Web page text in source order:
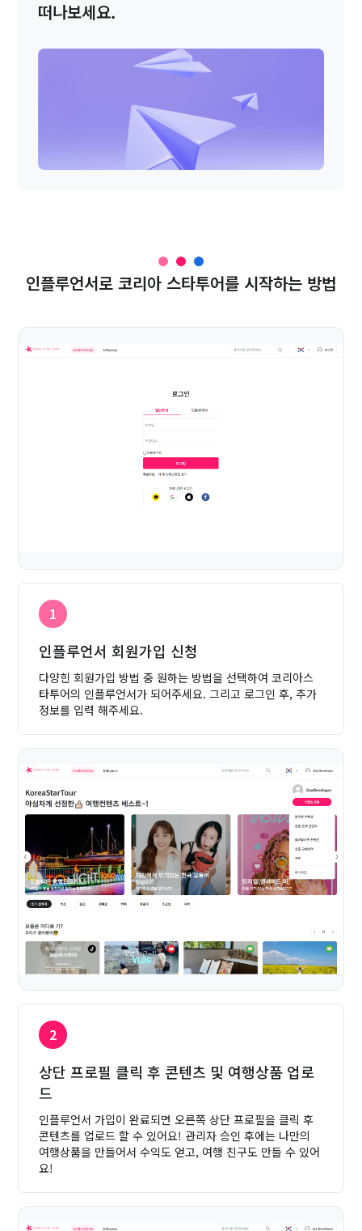
떠나보세요.
인플루언서로 코리아 스타투어를 시작하는 방법
1
인플루언서 회원가입 신청
다양힌 회원가입 방법 중 원하는 방법을 선택하여 코리아스
타투어의 인플루언서가 되어주세요. 그리고 로그인 후, 추가
정보를 입력 해주세요.
2
상단 프로필 클릭 후 콘텐츠 및 여행상품 업로
드
인플루언서 가입이 완료되면 오른쪽 상단 프로필을 클릭 후
콘텐츠를 업로드 할 수 있어요! 관리자 승인 후에는 나만의
여행상품을 만들어서 수익도 얻고, 여행 친구도 만들 수 있어
요!